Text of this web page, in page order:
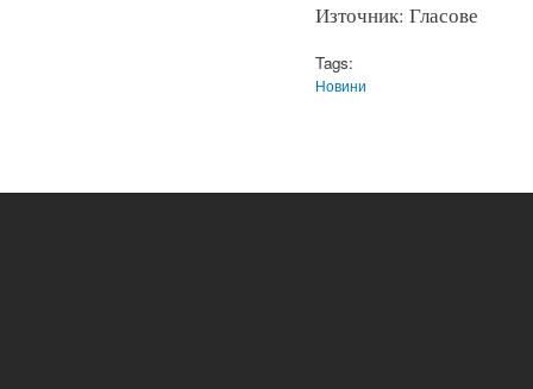
Източник: Гласове
Tags:
Новини